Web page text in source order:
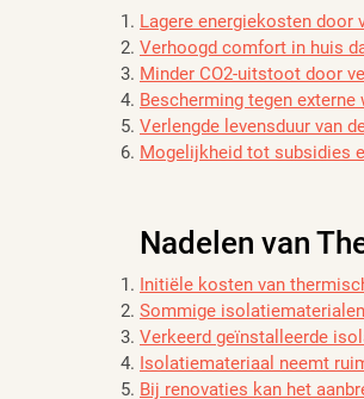
Lagere energiekosten door
Verhoogd comfort in huis
Minder CO2-uitstoot door
Bescherming tegen
Verlengde levensduur van
Mogelijkheid tot subsidies
Nadelen van
Initiële kosten van
Sommige
Verkeerd geïnstalleerde
Isolatiemateriaal neemt
Bij renovaties kan het